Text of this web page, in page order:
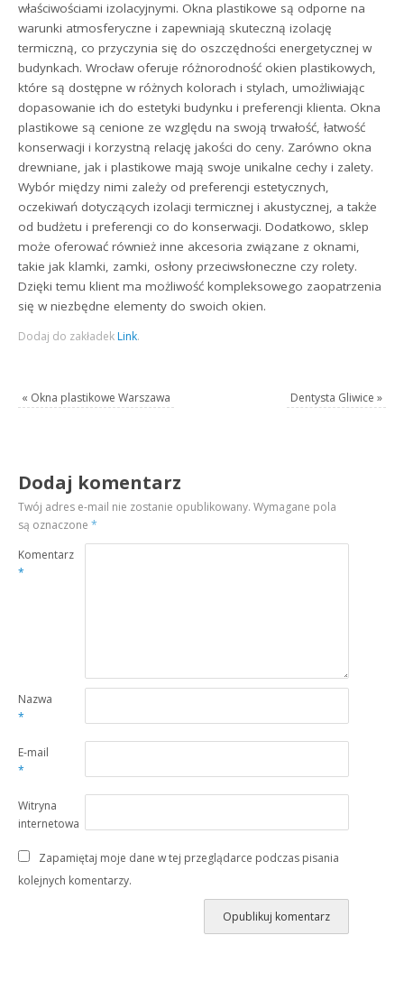
właściwościami izolacyjnymi. Okna plastikowe są odporne na
warunki atmosferyczne i zapewniają skuteczną izolację
termiczną, co przyczynia się do oszczędności energetycznej w
budynkach. Wrocław oferuje różnorodność okien plastikowych,
które są dostępne w różnych kolorach i stylach, umożliwiając
dopasowanie ich do estetyki budynku i preferencji klienta. Okna
plastikowe są cenione ze względu na swoją trwałość, łatwość
konserwacji i korzystną relację jakości do ceny. Zarówno okna
drewniane, jak i plastikowe mają swoje unikalne cechy i zalety.
Wybór między nimi zależy od preferencji estetycznych,
oczekiwań dotyczących izolacji termicznej i akustycznej, a także
od budżetu i preferencji co do konserwacji. Dodatkowo, sklep
może oferować również inne akcesoria związane z oknami,
takie jak klamki, zamki, osłony przeciwsłoneczne czy rolety.
Dzięki temu klient ma możliwość kompleksowego zaopatrzenia
się w niezbędne elementy do swoich okien.
Dodaj do zakładek Link.
« Okna plastikowe Warszawa Dentysta Gliwice »
Dodaj komentarz
Twój adres e-mail nie zostanie opublikowany. Wymagane pola
są oznaczone*
Komentarz
*
Nazwa
*
E-mail
*
Witryna
internetowa
Zapamiętaj moje dane w tej przeglądarce podczas pisania
kolejnych komentarzy.